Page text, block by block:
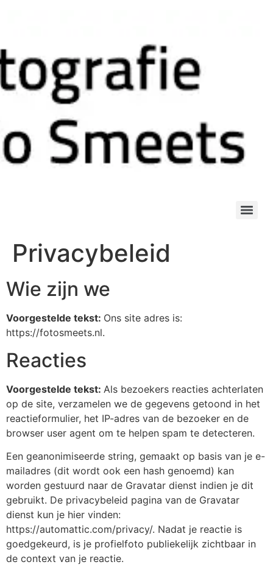
Privacybeleid
Wie zijn we
Voorgestelde tekst: Ons site adres is:
https://fotosmeets.nl.
Reacties
Voorgestelde tekst: Als bezoekers reacties achterlaten
op de site, verzamelen we de gegevens getoond in het
reactieformulier, het IP-adres van de bezoeker en de
browser user agent om te helpen spam te detecteren.
Een geanonimiseerde string, gemaakt op basis van je e-
mailadres (dit wordt ook een hash genoemd) kan
worden gestuurd naar de Gravatar dienst indien je dit
gebruikt. De privacybeleid pagina van de Gravatar
dienst kun je hier vinden:
https://automattic.com/privacy/. Nadat je reactie is
goedgekeurd, is je profielfoto publiekelijk zichtbaar in
de context van je reactie.